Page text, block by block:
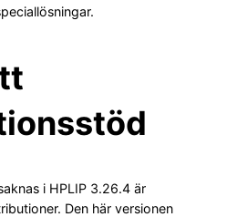
i HPLIP 3.26.4 är
Den här versionen